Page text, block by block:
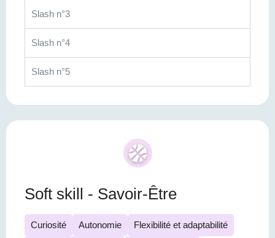
Slash n°3
Slash n°4
Slash n°5
Soft skill - Savoir-Être
Curiosité Autonomie Flexibilité et adaptabilité